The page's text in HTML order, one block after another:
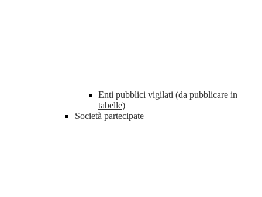
Enti pubblici vigilati (da pubblicare in
tabelle)
Società partecipate